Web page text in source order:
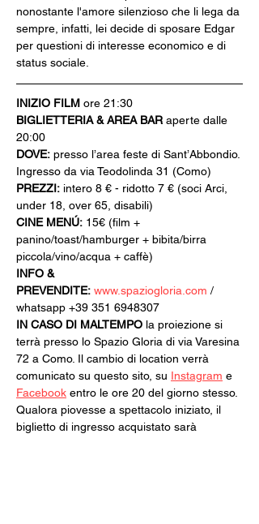
nonostante l'amore silenzioso che li lega da
sempre, infatti, lei decide di sposare Edgar
per questioni di interesse economico e di
status sociale.
INIZIO FILM ore 21:30
BIGLIETTERIA & AREA BAR aperte dalle
20:00
DOVE: presso l’area feste di Sant’Abbondio.
Ingresso da via Teodolinda 31 (Como)
PREZZI: intero 8 € - ridotto 7 € (soci Arci,
under 18, over 65, disabili)
CINE MENÚ: 15€ (film +
panino/toast/hamburger + bibita/birra
piccola/vino/acqua + caffè)
INFO &
PREVENDITE: www.spaziogloria.com /
whatsapp +39 351 6948307
IN CASO DI MALTEMPO la proiezione si
terrà presso lo Spazio Gloria di via Varesina
72 a Como. Il cambio di location verrà
comunicato su questo sito, su Instagram e
Facebook entro le ore 20 del giorno stesso.
Qualora piovesse a spettacolo iniziato, il
biglietto di ingresso acquistato sarà